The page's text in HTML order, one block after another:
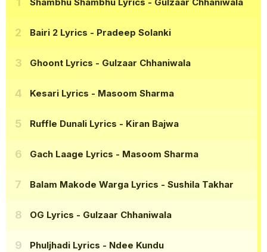
Shambhu Shambhu Lyrics - Gulzaar Chhaniwala
Bairi 2 Lyrics - Pradeep Solanki
Ghoont Lyrics - Gulzaar Chhaniwala
Kesari Lyrics - Masoom Sharma
Ruffle Dunali Lyrics - Kiran Bajwa
Gach Laage Lyrics - Masoom Sharma
Balam Makode Warga Lyrics - Sushila Takhar
OG Lyrics - Gulzaar Chhaniwala
Phuljhadi Lyrics - Ndee Kundu